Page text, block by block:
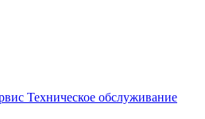
Техническое обслуживание